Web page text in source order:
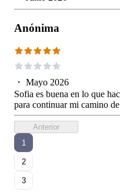
Anónima
・ Mayo 2026
Sofia es buena en lo que
para continuar mi camino
Anterior
1
2
3